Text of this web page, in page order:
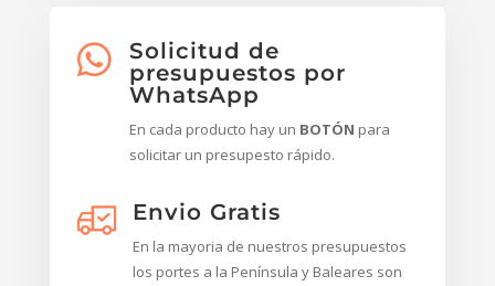

Solicitud de
presupuestos por
WhatsApp
En cada producto hay un BOTÓN para
solicitar un presupesto rápido.
Envio Gratis
En la mayoria de nuestros presupuestos
los portes a la Península y Baleares son